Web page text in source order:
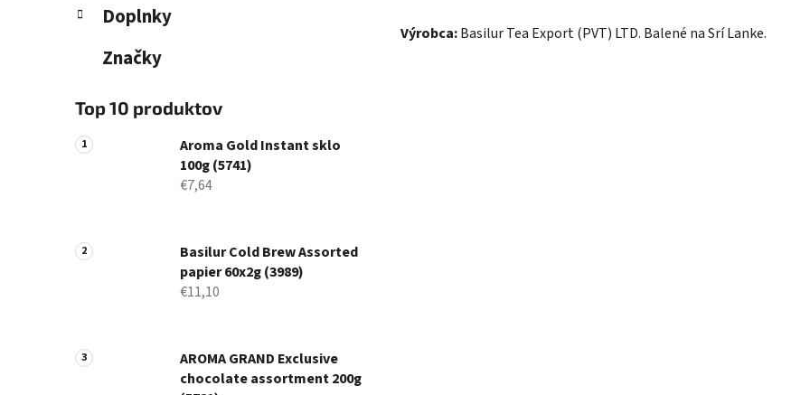
Doplnky
Značky
Top 10 produktov
Aroma Gold Instant sklo
100g (5741)
€7,64
Basilur Cold Brew Assorted
papier 60x2g (3989)
€11,10
AROMA GRAND Exclusive
chocolate assortment 200g
Výrobca:Basilur Tea Export (PVT) LTD. Balené na Srí Lanke.